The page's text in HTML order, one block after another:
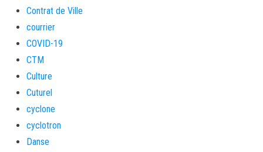
Contrat de Ville
courrier
COVID-19
CTM
Culture
Cuturel
cyclone
cyclotron
Danse